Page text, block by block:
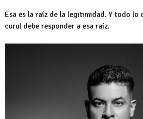
Esa es la raíz de la legitimidad. Y todo lo
curul debe responder a esa raíz.